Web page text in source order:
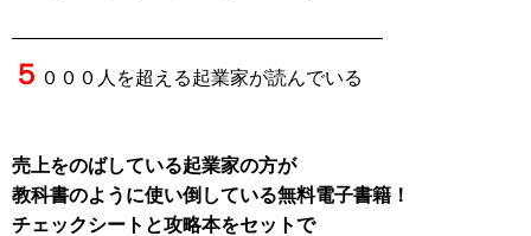
———————————————————–
５ ０００人を超える起業家が読んでいる
売上をのばしている起業家の方が
教科書のように使い倒している無料電子書籍！
チェックシートと攻略本をセットで